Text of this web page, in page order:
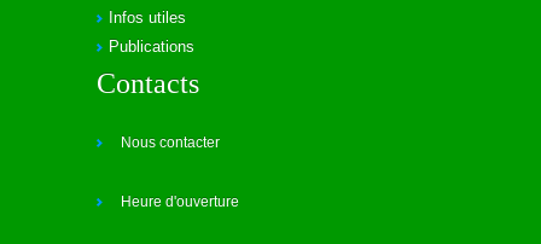
Infos utiles
Publications
Contacts
Nous contacter
Heure d'ouverture